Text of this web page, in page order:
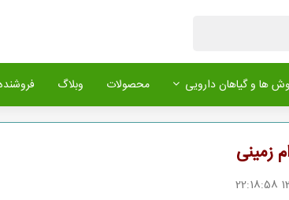
ها و گیاهان دارویی محصولات وبلاگ
زمینی